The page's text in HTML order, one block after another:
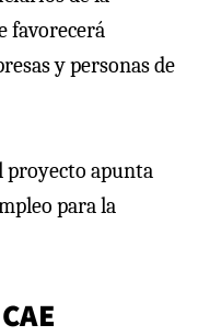
favorecerá
y personas de
proyecto apunta
para la